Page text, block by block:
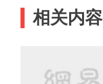
相关内容